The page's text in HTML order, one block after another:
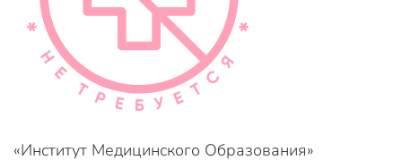
«Институт Медицинского Образования»